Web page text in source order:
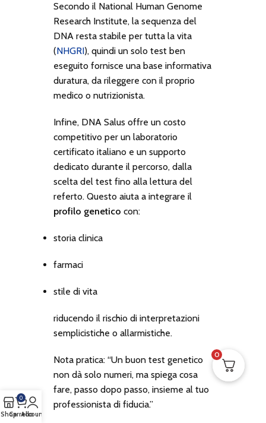
Secondo il National Human Genome
Research Institute, la sequenza del
DNA resta stabile per tutta la vita
(NHGRI), quindi un solo test ben
eseguito fornisce una base informativa
duratura, da rileggere con il proprio
medico o nutrizionista.
Infine, DNA Salus offre un costo
competitivo per un laboratorio
certificato italiano e un supporto
dedicato durante il percorso, dalla
scelta del test fino alla lettura del
referto. Questo aiuta a integrare il
profilo genetico con:
storia clinica
farmaci
stile di vita
riducendo il rischio di interpretazioni
semplicistiche o allarmistiche.
Nota pratica: “Un buon test genetico
non dà solo numeri, ma spiega cosa
fare, passo dopo passo, insieme al tuo
professionista di fiducia.”
Shop
0
Carrello
Account
0